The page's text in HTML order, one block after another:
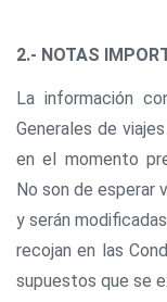
2.- NOTAS
La información
Generales de
en el momento
No son de esperar
y serán
recojan en las
supuestos que se